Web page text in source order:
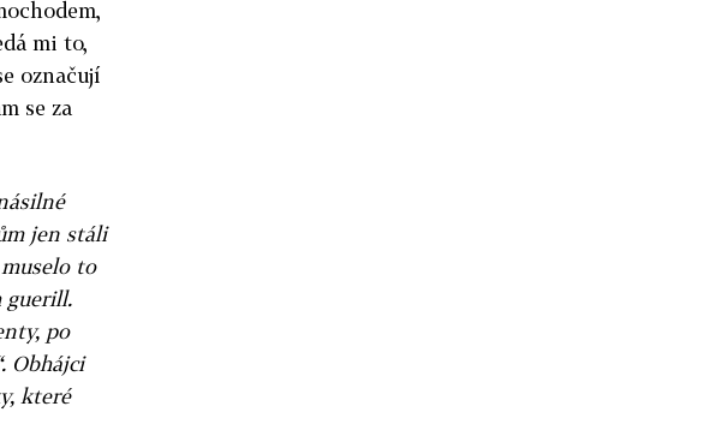
mi to,
označují
se za
jen stáli
to
guerill.
po
Obhájci
které